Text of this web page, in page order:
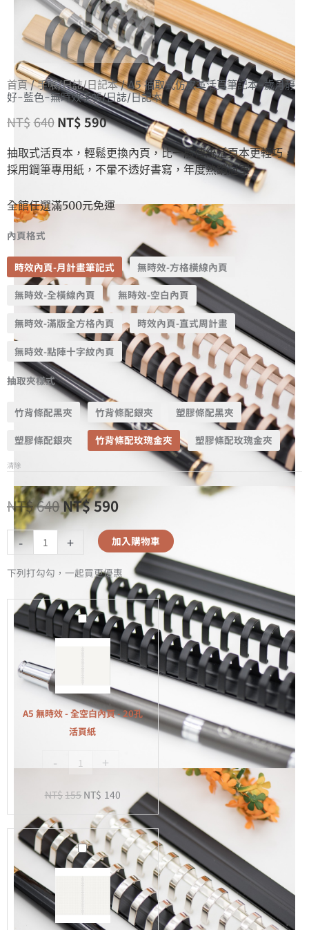
首頁/手帳/日誌/日記本/ A5 抽取式仿皮革活頁筆記本-歲月靜
好-藍色-無時效手帳/日誌/日記本
NT$640 NT$590
抽取式活頁本，輕鬆更換內頁，比一般傳統活頁本更輕巧，
採用鋼筆專用紙，不暈不透好書寫，年度熱銷冠軍
全館任選滿500元免運
內頁格式
時效內頁-月計畫筆記式 無時效-方格橫線內頁
無時效-全橫線內頁 無時效-空白內頁
無時效-滿版全方格內頁 時效內頁-直式周計畫
無時效-點陣十字紋內頁
抽取夾樣式
竹背條配黑夾 竹背條配銀夾 塑膠條配黑夾
塑膠條配銀夾 竹背條配玫瑰金夾 塑膠條配玫瑰金夾
清除
NT$640NT$590
- + 加入購物車
下列打勾勾，一起買更優惠
A5
無
效
-
全
空
內
-
活
頁
A5 無時效 - 全空白內頁 - 20孔
活頁紙
- +
NT$155 NT$ 140
A5
無
效
-